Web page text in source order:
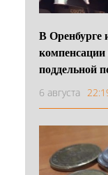
В
компенсации
поддельной
6 августа